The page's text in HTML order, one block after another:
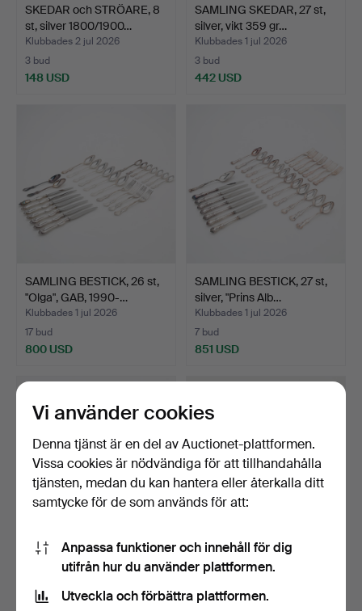
SKEDAR och STRÖARE, 8
st, silver 1800/1900…
Klubbades 2 jul 2026
3 bud
148 USD
SAMLING SKEDAR, 27 st,
silver, vikt 359 gr…
Klubbades 1 jul 2026
3 bud
442 USD
SAMLING BESTICK, 26 st,
"Olga", GAB, 1990-…
Klubbades 1 jul 2026
17 bud
800 USD
SAMLING BESTICK, 27 st,
silver, "Prins Alb…
Klubbades 1 jul 2026
7 bud
851 USD
SAMLING BESTICK, 19 st,
silver, "Amsterdam…
10 bud
SAMLING BESTICK, 3 st,
silver, Danmark 193…
1 bud
Vi använder cookies
Denna tjänst är en del av Auctionet-plattformen.
Vissa cookies är nödvändiga för att tillhandahålla
tjänsten, medan du kan hantera eller återkalla ditt
samtycke för de som används för att:
Anpassa funktioner och innehåll för dig
utifrån hur du använder plattformen.
Utveckla och förbättra plattformen.